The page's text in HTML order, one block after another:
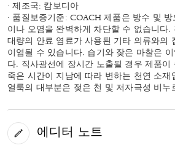
· 제조국: 캄보디아
· 품질보증기준: COACH 제품은 방수 및
이나 오염을 완벽하게 차단할 수 없습니다.
대량의 안료 염료가 사용된 기타 의류와의
이염될 수 있습니다. 습기와 잦은 마찰은
다. 직사광선에 장시간 노출될 경우 제품이
죽은 시간이 지남에 따라 변하는 천연 소재
얼룩의 대부분은 젖은 천 및 저자극성 비누
에디터 노트